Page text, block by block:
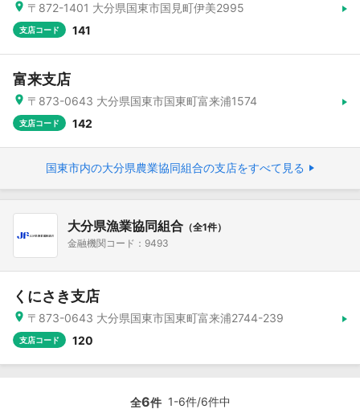
〒872-1401 大分県国東市国見町伊美2995
支店コード 141
富来支店
〒873-0643 大分県国東市国東町富来浦1574
支店コード 142
国東市内の大分県農業協同組合の支店をすべて見る
大分県漁業協同組合 （全1件）
金融機関コード：9493
くにさき支店
〒873-0643 大分県国東市国東町富来浦2744-239
支店コード 120
全6件 1-6件/6件中